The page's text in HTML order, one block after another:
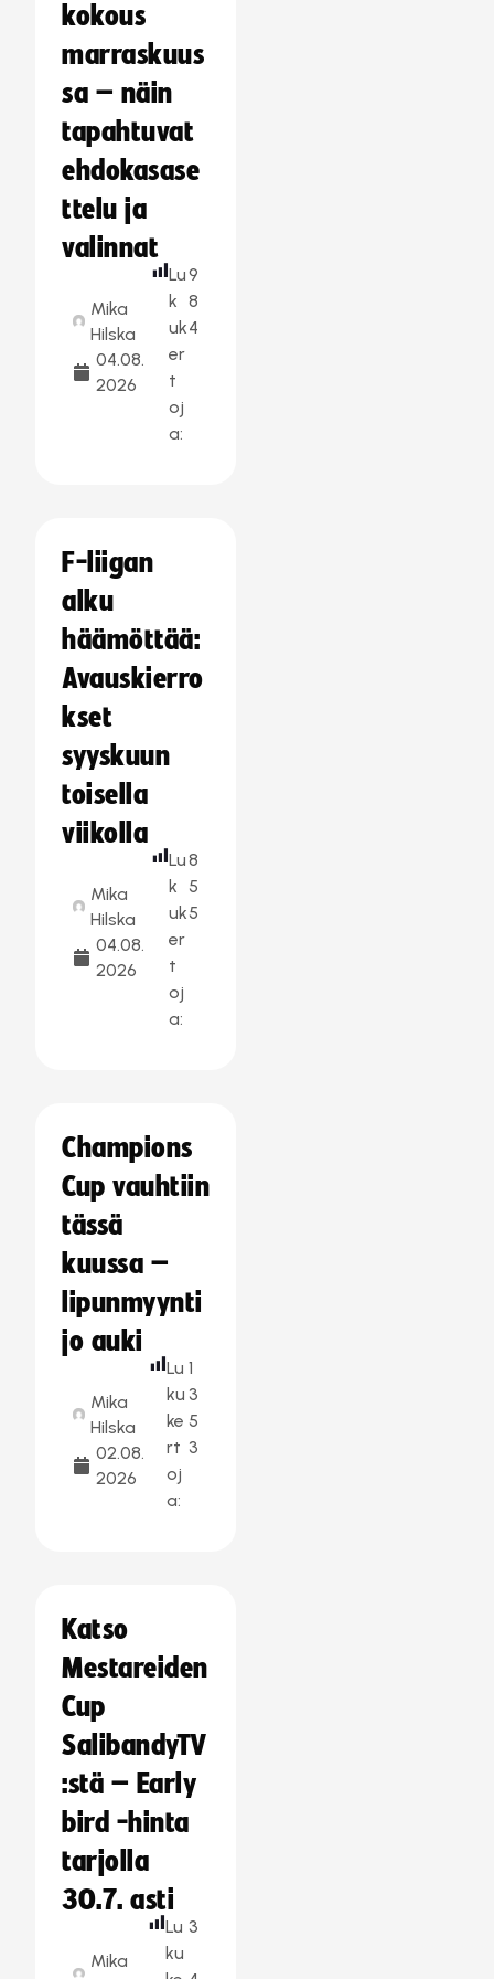
kokous
marraskuus
sa – näin
tapahtuvat
ehdokasase
ttelu ja
valinnat
Mika
Hilska
04.08.
2026
Lu
k
uk
er
t
oj
a:
9
8
4
F-liigan
alku
häämöttää:
Avauskierro
kset
syyskuun
toisella
viikolla
Mika
Hilska
04.08.
2026
Lu
k
uk
er
t
oj
a:
8
5
5
Champions
Cup vauhtiin
tässä
kuussa –
lipunmyynti
jo auki
Mika
Hilska
02.08.
2026
Lu
ku
ke
rt
oj
a:
1
3
5
3
Katso
Mestareiden
Cup
SalibandyTV
:stä – Early
bird -hinta
tarjolla
30.7. asti
Mika
Lu
ku
3